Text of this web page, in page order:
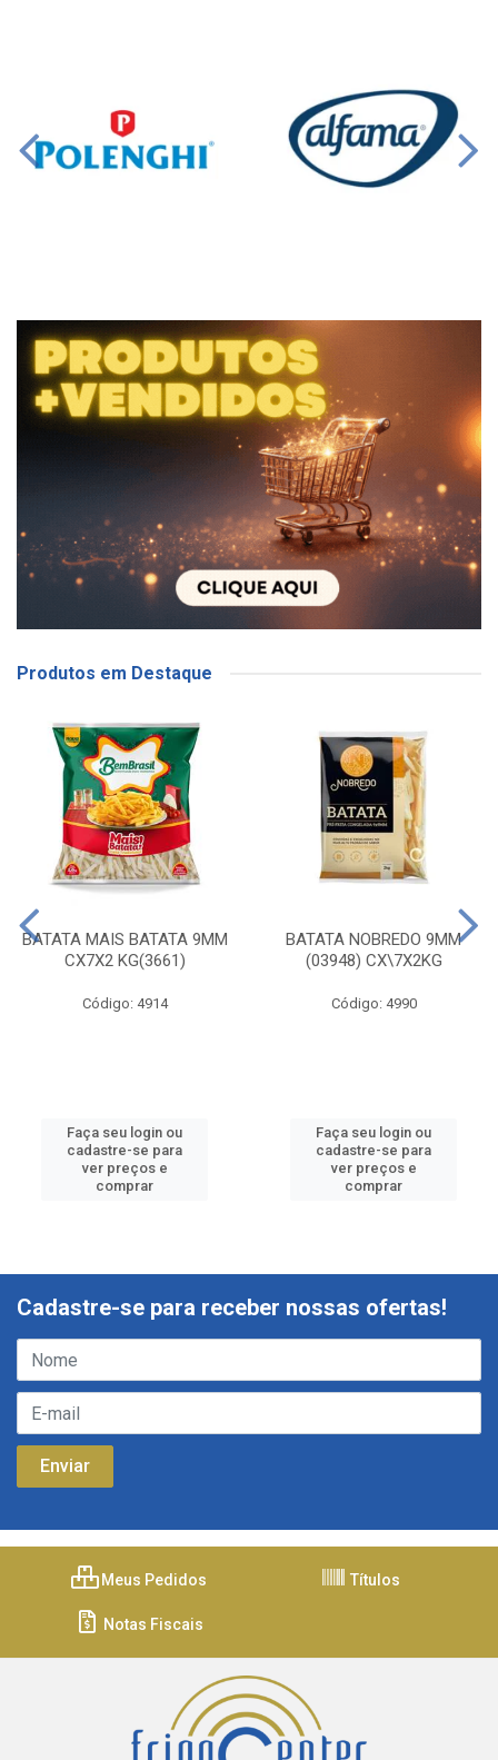
Produtos em Destaque
BATATA MAIS BATATA 9MM
CX7X2 KG(3661)
Código: 4914
Faça seu login ou
cadastre-se para
ver preços e
comprar
BATATA NOBREDO 9MM
(03948) CX\7X2KG
Código: 4990
Faça seu login ou
cadastre-se para
ver preços e
comprar
Cadastre-se para receber nossas ofertas!
Meus Pedidos Títulos
Notas Fiscais